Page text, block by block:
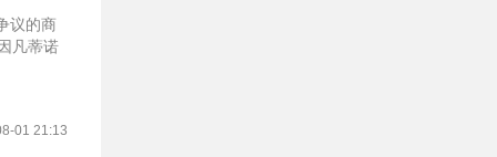
议的商
凡蒂诺
01 21:13